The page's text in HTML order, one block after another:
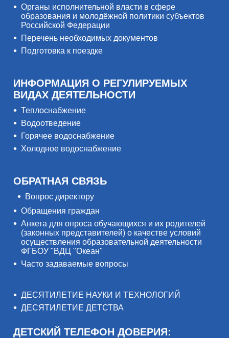
Органы исполнительной власти в сфере
образования и молодёжной политики субъектов
Российской Федерации
Перечень необходимых документов
Подготовка к поездке
ИНФОРМАЦИЯ О РЕГУЛИРУЕМЫХ
ВИДАХ ДЕЯТЕЛЬНОСТИ
Теплоснабжение
Водоотведение
Горячее водоснабжение
Холодное водоснабжение
ОБРАТНАЯ СВЯЗЬ
Вопрос директору
Обращения граждан
Анкета для опроса обучающихся и их родителей
(законных представителей) о качестве условий
осуществления образовательной деятельности
ФГБОУ "ВДЦ "Океан"
Часто задаваемые вопросы
ДЕСЯТИЛЕТИЕ НАУКИ И ТЕХНОЛОГИЙ
ДЕСЯТИЛЕТИЕ ДЕТСТВА
ДЕТСКИЙ ТЕЛЕФОН ДОВЕРИЯ: